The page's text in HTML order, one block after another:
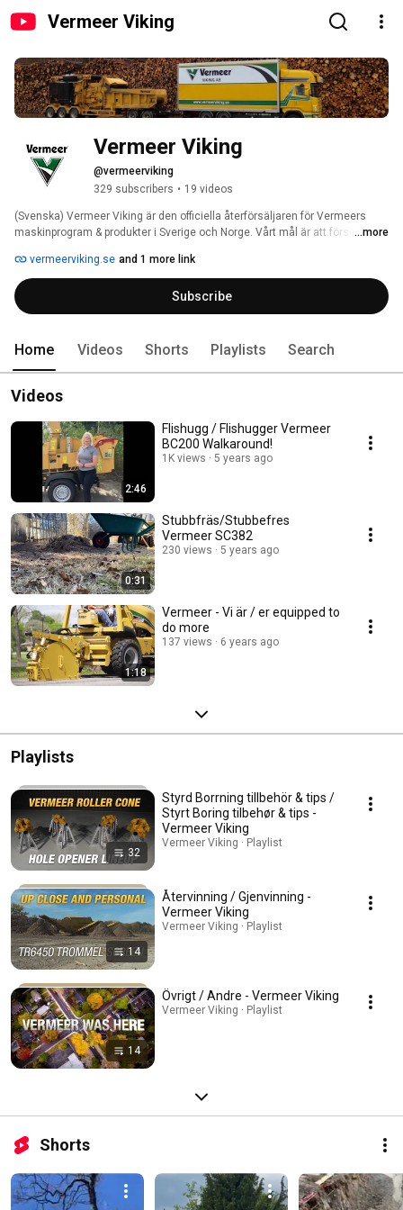
Vermeer Viking
Vermeer Viking
@vermeerviking
329 subscribers • 19 videos
(Svenska) Vermeer Viking är den officiella återförsäljaren för Vermeers
maskinprogram & produkter i Sverige och Norge. Vårt mål är att förse våra
projektlösningar. Vi har maskiner inom Trädvård, Styrd Borrning,
Anläggning, Bioenergi, Återvinning -branschen etc.
...more
vermeerviking.se and 1 more link
Subscribe
Home Videos Shorts Playlists Search
Videos
2:46
Flishugg / Flishugger Vermeer
BC200 Walkaround!
1K views 5 years ago
0:31
Stubbfräs/Stubbefres
Vermeer SC382
230 views 5 years ago
1:18
Vermeer - Vi är / er equipped to
do more
137 views 6 years ago
Playlists
32
Styrd Borrning tillbehör & tips /
Styrt Boring tilbehør & tips -
Vermeer Viking
Vermeer Viking · Playlist
14
Återvinning / Gjenvinning -
Vermeer Viking
Vermeer Viking · Playlist
14
Övrigt / Andre - Vermeer Viking
Vermeer Viking · Playlist
Shorts